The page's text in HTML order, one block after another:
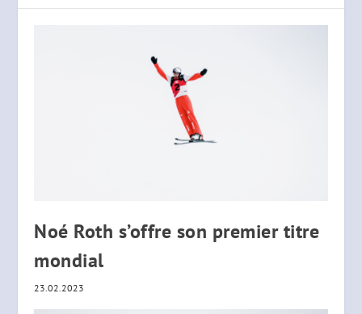
Noé Roth s’offre son premier titre
mondial
23.02.2023